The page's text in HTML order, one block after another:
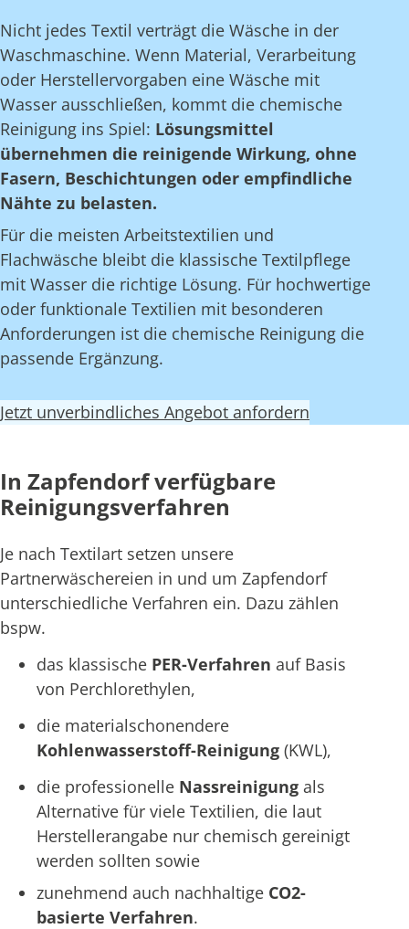
Nicht jedes Textil verträgt die Wäsche in der
Waschmaschine. Wenn Material, Verarbeitung
oder Herstellervorgaben eine Wäsche mit
Wasser ausschließen, kommt die chemische
Reinigung ins Spiel: Lösungsmittel
übernehmen die reinigende Wirkung, ohne
Fasern, Beschichtungen oder empfindliche
Nähte zu belasten.
Für die meisten Arbeitstextilien und
Flachwäsche bleibt die klassische Textilpflege
mit Wasser die richtige Lösung. Für hochwertige
oder funktionale Textilien mit besonderen
Anforderungen ist die chemische Reinigung die
passende Ergänzung.
Jetzt unverbindliches Angebot anfordern
In Zapfendorf verfügbare
Reinigungsverfahren
Je nach Textilart setzen unsere
Partnerwäschereien in und um Zapfendorf
unterschiedliche Verfahren ein. Dazu zählen
bspw.
das klassische PER-Verfahren auf Basis
von Perchlorethylen,
die materialschonendere
Kohlenwasserstoff-Reinigung (KWL),
die professionelle Nassreinigung als
Alternative für viele Textilien, die laut
Herstellerangabe nur chemisch gereinigt
werden sollten sowie
zunehmend auch nachhaltige CO2-
basierte Verfahren.